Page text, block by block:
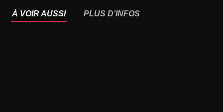
À VOIR AUSSI PLUS D'INFOS